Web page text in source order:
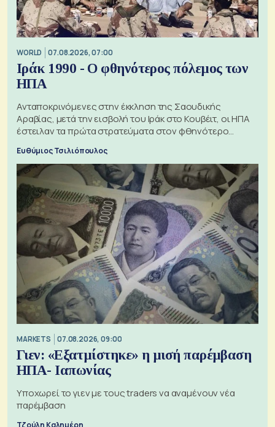
WORLD 07.08.2026, 07:00
Ιράκ 1990 - Ο φθηνότερος πόλεμος των
ΗΠΑ
Ανταποκρινόμενες στην έκκληση της Σαουδικής
Αραβίας, μετά την εισβολή του Ιράκ στο Κουβέιτ, οι ΗΠΑ
έστειλαν τα πρώτα στρατεύματα στον φθηνότερο
πόλεμο της ιστορίας τους
Ευθύμιος Τσιλιόπουλος
MARKETS 07.08.2026, 09:00
Γιεν: «Εξατμίστηκε» η μισή παρέμβαση
ΗΠΑ- Ιαπωνίας
Υποχωρεί το γιεν με τους traders να αναμένουν νέα
παρέμβαση